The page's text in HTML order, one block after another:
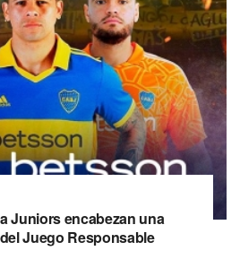
Juniors encabezan una
Juego Responsable